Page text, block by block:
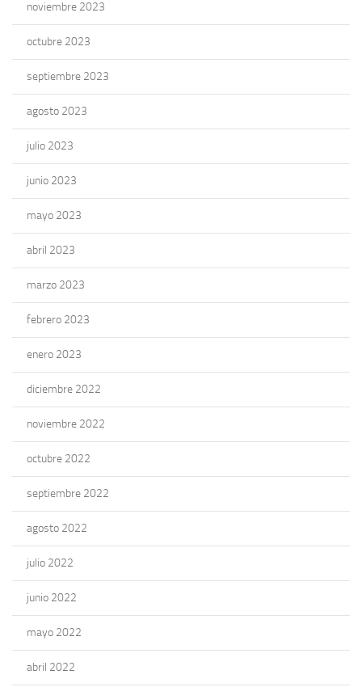
noviembre 2023
octubre 2023
septiembre 2023
agosto 2023
julio 2023
junio 2023
mayo 2023
abril 2023
marzo 2023
febrero 2023
enero 2023
diciembre 2022
noviembre 2022
octubre 2022
septiembre 2022
agosto 2022
julio 2022
junio 2022
mayo 2022
abril 2022